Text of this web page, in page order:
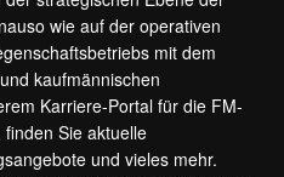
wie auf der operativen
mit dem
kaufmännischen
Karriere-Portal für die FM-
finden Sie aktuelle
und vieles mehr.